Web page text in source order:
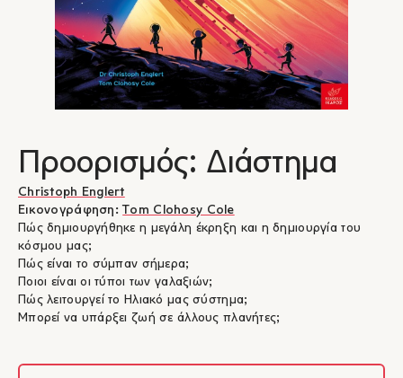
Προορισμός: Διάστημα
Christoph Englert
Εικονογράφηση:Tom Clohosy Cole
Πώς δημιουργήθηκε η μεγάλη έκρηξη και η δημιουργία του
κόσμου μας;
Πώς είναι το σύμπαν σήμερα;
Ποιοι είναι οι τύποι των γαλαξιών;
Πώς λειτουργεί το Ηλιακό μας σύστημα;
Μπορεί να υπάρξει ζωή σε άλλους πλανήτες;